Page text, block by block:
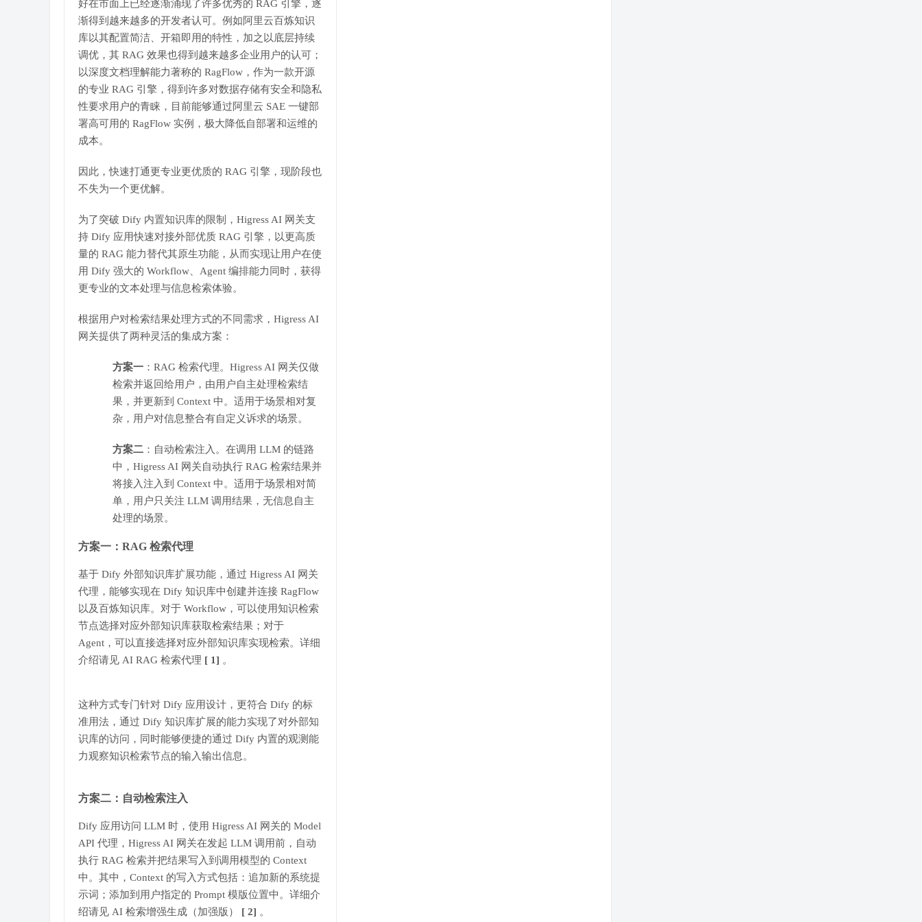
好在市面上已经逐渐涌现了许多优秀的 RAG 引擎，逐
渐得到越来越多的开发者认可。例如阿里云百炼知识
库以其配置简洁、开箱即用的特性，加之以底层持续
调优，其 RAG 效果也得到越来越多企业用户的认可；
以深度文档理解能力著称的 RagFlow，作为一款开源
的专业 RAG 引擎，得到许多对数据存储有安全和隐私
性要求用户的青睐，目前能够通过阿里云 SAE 一键部
署高可用的 RagFlow 实例，极大降低自部署和运维的
成本。
因此，快速打通更专业更优质的 RAG 引擎，现阶段也
不失为一个更优解。
为了突破 Dify 内置知识库的限制，Higress AI 网关支
持 Dify 应用快速对接外部优质 RAG 引擎，以更高质
量的 RAG 能力替代其原生功能，从而实现让用户在使
用 Dify 强大的 Workflow、Agent 编排能力同时，获得
更专业的文本处理与信息检索体验。
根据用户对检索结果处理方式的不同需求，Higress AI
网关提供了两种灵活的集成方案：
方案一 ：RAG 检索代理。Higress AI 网关仅做
检索并返回给用户，由用户自主处理检索结
果，并更新到 Context 中。适用于场景相对复
杂，用户对信息整合有自定义诉求的场景。
方案二 ：自动检索注入。在调用 LLM 的链路
中，Higress AI 网关自动执行 RAG 检索结果并
将接入注入到 Context 中。适用于场景相对简
单，用户只关注 LLM 调用结果，无信息自主
处理的场景。
方案一：RAG 检索代理
基于 Dify 外部知识库扩展功能，通过 Higress AI 网关
代理，能够实现在 Dify 知识库中创建并连接 RagFlow
以及百炼知识库。对于 Workflow，可以使用知识检索
节点选择对应外部知识库获取检索结果；对于
Agent，可以直接选择对应外部知识库实现检索。详细
介绍请见 AI RAG 检索代理 [ 1] 。
这种方式专门针对 Dify 应用设计，更符合 Dify 的标
准用法，通过 Dify 知识库扩展的能力实现了对外部知
识库的访问，同时能够便捷的通过 Dify 内置的观测能
力观察知识检索节点的输入输出信息。
方案二：自动检索注入
Dify 应用访问 LLM 时，使用 Higress AI 网关的 Model
API 代理，Higress AI 网关在发起 LLM 调用前，自动
执行 RAG 检索并把结果写入到调用模型的 Context
中。其中，Context 的写入方式包括：追加新的系统提
示词；添加到用户指定的 Prompt 模版位置中。详细介
绍请见 AI 检索增强生成（加强版） [ 2] 。